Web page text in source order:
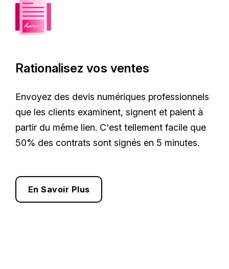
Rationalisez vos ventes
Envoyez des devis numériques professionnels
que les clients examinent, signent et paient à
partir du même lien. C'est tellement facile que
50% des contrats sont signés en 5 minutes.
En Savoir Plus